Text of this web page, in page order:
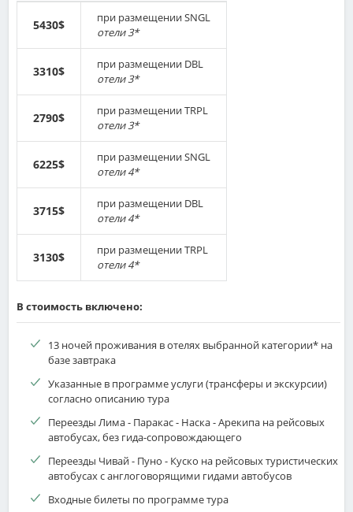
5430$
при размещении SNGL
отели 3*
3310$
при размещении DBL
отели 3*
2790$
при размещении TRPL
отели 3*
6225$
при размещении SNGL
отели 4*
3715$
при размещении DBL
отели 4*
3130$
при размещении TRPL
отели 4*
В стоимость включено:
13 ночей проживания в отелях выбранной категории* на
базе завтрака
Указанные в программе услуги (трансферы и экскурсии)
согласно описанию тура
Переезды Лима - Паракас - Наска - Арекипа на рейсовых
автобусах, без гида-сопровождающего
Переезды Чивай - Пуно - Куско на рейсовых туристических
автобусах с англоговорящими гидами автобусов
Входные билеты по программе тура